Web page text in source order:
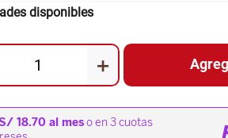
disponibles
＋